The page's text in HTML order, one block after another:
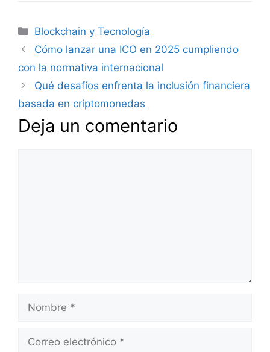
Categorías
Blockchain y Tecnología
Cómo lanzar una ICO en 2025 cumpliendo
con la normativa internacional
Qué desafíos enfrenta la inclusión financiera
basada en criptomonedas
Deja un comentario
Nombre
Correo